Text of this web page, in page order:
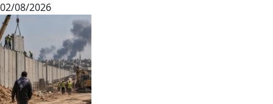
02/08/2026